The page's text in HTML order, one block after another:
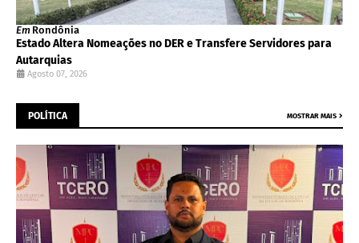
Em Rondônia
Estado Altera Nomeações no DER e Transfere Servidores para
Autarquias
Agosto 07, 2026
POLÍTICA MOSTRAR MAIS